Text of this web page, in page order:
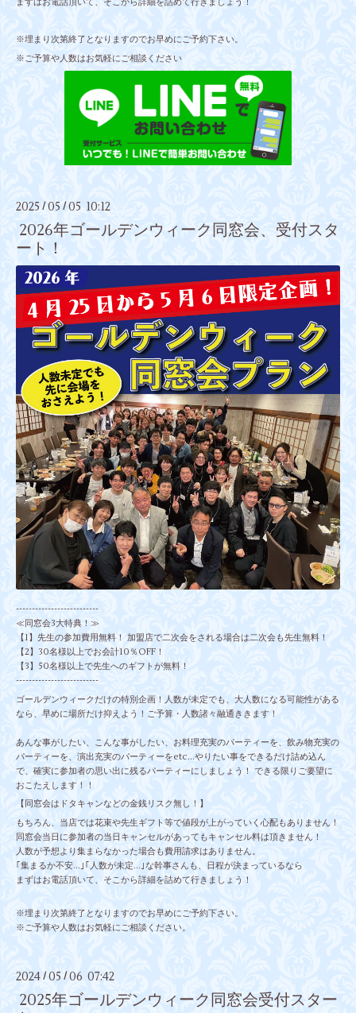
※埋まり次第終了となりますのでお早めにご予約下さい。
※ご予算や人数はお気軽にご相談ください
2025 /05 /05 10:12
2026年ゴールデンウィーク同窓会、受付スタ
ート！
--------------------------
≪同窓会3大特典！≫
【1】先生の参加費用無料！ 加盟店で二次会をされる場合は二次会も先生無料！
【2】30名様以上でお会計10％OFF！
【3】50名様以上で先生へのギフトが無料！
--------------------------
ゴールデンウィークだけの特別企画！人数が未定でも、大人数になる可能性がある
なら、早めに場所だけ抑えよう！ご予算・人数諸々融通ききます！
あんな事がしたい、こんな事がしたい、お料理充実のパーティーを、飲み物充実の
パーティーを、演出充実のパーティーをetc...やりたい事をできるだけ詰め込ん
で、確実に参加者の思い出に残るパーティーにしましょう！ できる限りご要望に
おこたえします！！
【同窓会はドタキャンなどの金銭リスク無し！】
もちろん、当店では花束や先生ギフト等で値段が上がっていく心配もありません！
同窓会当日に参加者の当日キャンセルがあってもキャンセル料は頂きません！
人数が予想より集まらなかった場合も費用請求はありません。
｢集まるか不安…｣｢人数が未定…｣な幹事さんも、日程が決まっているなら
まずはお電話頂いて、そこから詳細を詰めて行きましょう！
※埋まり次第終了となりますのでお早めにご予約下さい。
※ご予算や人数はお気軽にご相談ください。
2024 / 05 /06 07:42
2025年ゴールデンウィーク同窓会受付スター